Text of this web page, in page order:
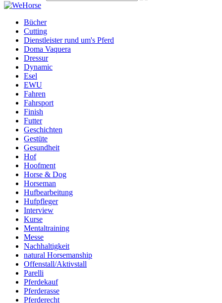
Bücher
Cutting
Dienstleister rund um's Pferd
Doma Vaquera
Dressur
Dynamic
Esel
EWU
Fahren
Fahrsport
Finish
Futter
Geschichten
Gestüte
Gesundheit
Hof
Hoofment
Horse & Dog
Horseman
Hufbearbeitung
Hufpfleger
Interview
Kurse
Mentaltraining
Messe
Nachhaltigkeit
natural Horsemanship
Offenstall/Aktivstall
Parelli
Pferdekauf
Pferderasse
Pferderecht